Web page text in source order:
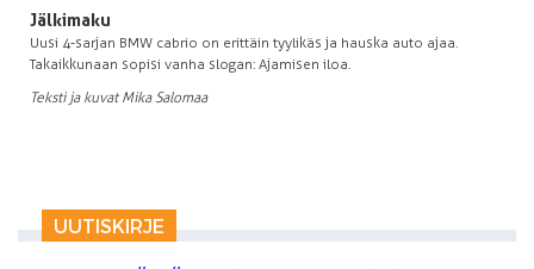
Jälkimaku
Uusi 4-sarjan BMW cabrio on erittäin tyylikäs ja hauska auto ajaa.
Takaikkunaan sopisi vanha slogan: Ajamisen iloa.
Teksti ja kuvat Mika Salomaa
UUTISKIRJE